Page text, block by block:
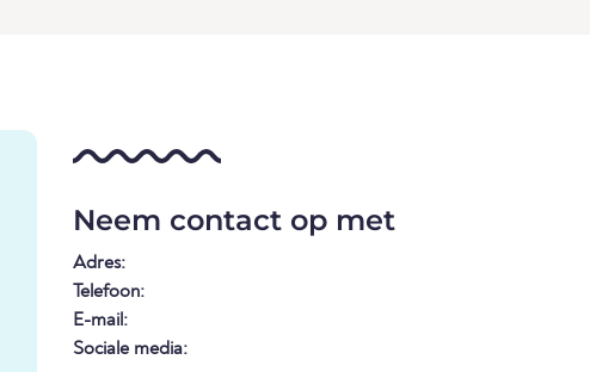
Neem contact op met
Adres:
Telefoon:
E-mail:
Sociale media: